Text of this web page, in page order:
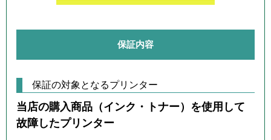
保証内容
保証の対象となるプリンター
当店の購入商品（インク・トナー）を使用して
故障したプリンター